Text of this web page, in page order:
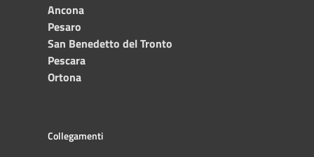
Ancona
Pesaro
San Benedetto del Tronto
Pescara
Ortona
Collegamenti